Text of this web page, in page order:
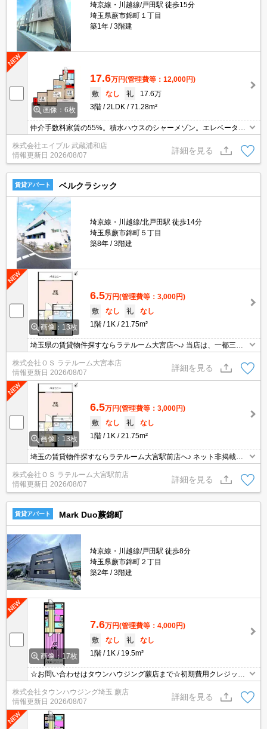
埼京線・川越線/戸田駅 徒歩15分
埼玉県蕨市錦町１丁目
築1年
3階建
画像：6枚
17.6万円(管理費等：12,000円)
敷
なし 礼
17.6万
3階
2LDK 71.28m²
仲介手数料家賃の55%。積水ハウスのシャーメゾン。エレベーター
あり。安心のオートロック。経済的な都市ガス使用。追い焚き機能
付きバス。
株式会社エイブル 武蔵浦和店
情報更新日 2026/08/07
詳細を見る
賃貸アパート ベルクラシック
埼京線・川越線/北戸田駅 徒歩14分
埼玉県蕨市錦町５丁目
築8年
3階建
画像：13枚
6.5万円(管理費等：3,000円)
敷
なし 礼
なし
1階
1K 21.75m²
埼玉県の賃貸物件探すならラテルーム大宮店へ♪ 当店は、一都三県
の中でも埼玉県に特化しておりますので、納得のお部屋探しが提供
可能！インターネット上に公開されてない物件多数取扱っておりま
す。初期費用のキャンペーン物件も御座いまして、お支払いは分割
支払いも対応しております。 ※当物件は、仲介手数料のご負担0円
となります。
株式会社ＯＳ ラテルーム大宮本店
情報更新日 2026/08/07
詳細を見る
画像：13枚
6.5万円(管理費等：3,000円)
敷
なし 礼
なし
1階
1K 21.75m²
埼玉の賃貸物件探すならラテルーム大宮駅前店へ♪ ネット非掲載物
件多数ございます！ 【入居審査不安な方】【初期安物件】【クレジ
ット決済可】ご相談ください！！ ※仲介手数料無料 『ご来店初めて
のお客様・当物件を契約に限る』
株式会社ＯＳ ラテルーム大宮駅前店
情報更新日 2026/08/07
詳細を見る
賃貸アパート Mark Duo蕨錦町
埼京線・川越線/戸田駅 徒歩8分
埼玉県蕨市錦町２丁目
築2年
3階建
画像：17枚
7.6万円(管理費等：4,000円)
敷
なし 礼
なし
1階
1K 19.5m²
☆お問い合わせはタウンハウジング蕨店まで☆初期費用クレジット
決済相談☆オンラインでの内見・契約もお気軽にご相談ください！
株式会社タウンハウジング埼玉 蕨店
情報更新日 2026/08/07
詳細を見る